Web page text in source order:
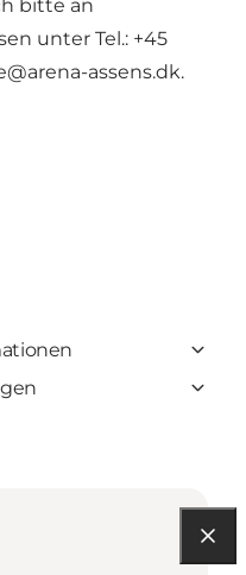
bitte an
unter Tel.: +45
assens.dk.